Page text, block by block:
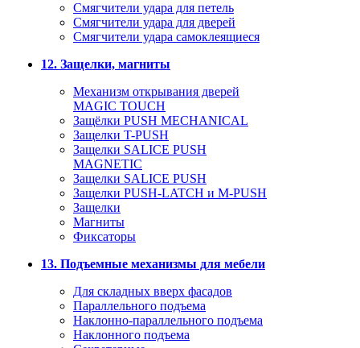
Смягчители удара для петель
Смягчители удара для дверей
Cмягчители удара самоклеящиеся
12. Защелки, магниты
Механизм открывания дверей
MAGIC TOUCH
Защёлки PUSH MECHANICAL
Защелки T-PUSH
Защелки SALICE PUSH
MAGNETIC
Защелки SALICE PUSH
Защелки PUSH-LATCH и M-PUSH
Защелки
Магниты
Фиксаторы
13. Подъемные механизмы для мебели
Для складных вверх фасадов
Параллельного подъема
Наклонно-параллельного подъема
Наклонного подъема